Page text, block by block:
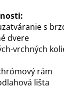
s
dvere
vrchných
rám
lišta